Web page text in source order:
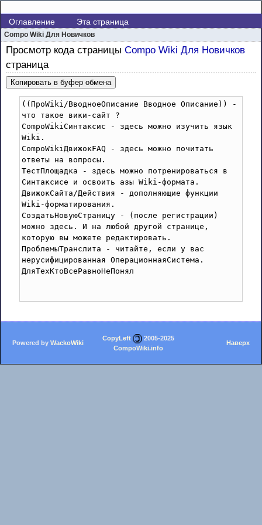
Оглавление Эта страница
Compo Wiki Для Новичков
Просмотр кода страницы Compo Wiki Для Новичков
страница
Копировать в буфер обмена
((ПроWiki/ВводноеОписание Вводное Описание)) -
что такое вики-сайт ?
CompoWikiСинтаксис - здесь можно изучить язык
Wiki.
CompoWikiДвижокFAQ - здесь можно почитать
ответы на вопросы.
ТестПлощадка - здесь можно потренироваться в
Синтаксисе и освоить азы Wiki-формата.
ДвижокСайта/Действия - дополняющие функции
Wiki-форматирования.
СоздатьНовуюСтраницу - (после регистрации)
можно здесь. И на любой другой странице,
которую вы можете редактировать.
ПроблемыТранслита - читайте, если у вас
нерусифицированная ОперационнаяСистема.
ДляТехКтоВсеРавноНеПонял
Powered by WackoWiki
CopyLeft
2005-2025
CompoWiki.info
Наверх